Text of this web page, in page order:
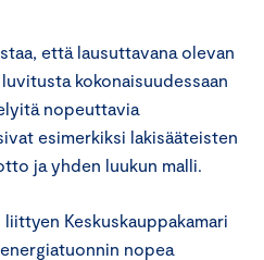
että lausuttavana olevan
kokonaisuudessaan
nopeuttavia
esimerkiksi lakisääteisten
ja yhden luukun malli.
Keskuskauppakamari
nopea